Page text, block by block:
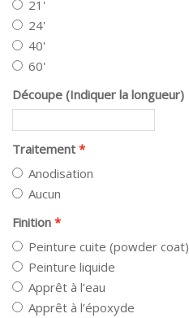
21'
24'
40'
60'
Découpe (Indiquer la longueur)
Traitement
Anodisation
Aucun
Finition
Peinture cuite (powder coat)
Peinture liquide
Apprêt à l’eau
Apprêt à l’époxyde